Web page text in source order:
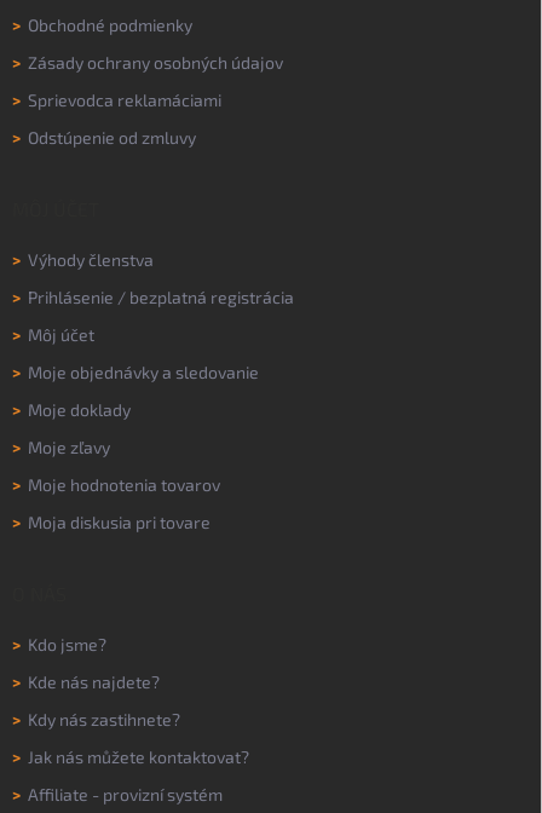
> Obchodné podmienky
> Zásady ochrany osobných údajov
> Sprievodca reklamáciami
> Odstúpenie od zmluvy
> Výhody členstva
> Prihlásenie / bezplatná registrácia
> Môj účet
> Moje objednávky a sledovanie
> Moje doklady
> Moje zľavy
> Moje hodnotenia tovarov
> Moja diskusia pri tovare
> Kdo jsme?
> Kde nás najdete?
> Kdy nás zastihnete?
> Jak nás můžete kontaktovat?
> Affiliate - provizní systém